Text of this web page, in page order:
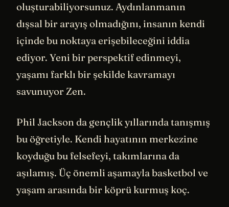
oluşturabiliyorsunuz. Aydınlanmanın
dışsal bir arayış olmadığını, insanın kendi
içinde bu noktaya erişebileceğini iddia
ediyor. Yeni bir perspektif edinmeyi,
yaşamı farklı bir şekilde kavramayı
savunuyor Zen.
Phil Jackson da gençlik yıllarında tanışmış
bu öğretiyle. Kendi hayatının merkezine
koyduğu bu felsefeyi, takımlarına da
aşılamış. Üç önemli aşamayla basketbol ve
yaşam arasında bir köprü kurmuş koç.